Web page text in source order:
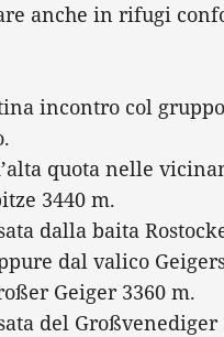
anche in rifugi
incontro col
quota nelle
3440 m.
dalla baita
dal valico
Geiger 3360 m.
del